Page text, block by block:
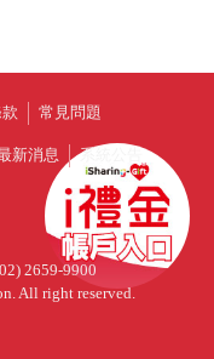
常見問題
新消息 系統公告
2659-9900
All right reserved.